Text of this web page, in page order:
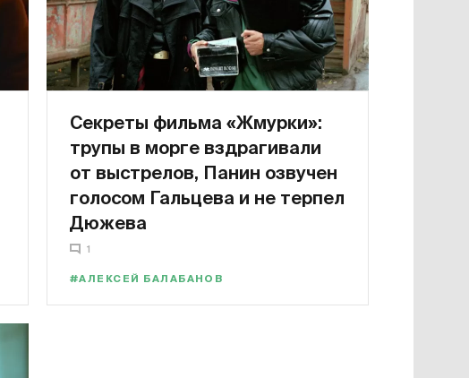
Секреты фильма «Жмурки»:
трупы в морге вздрагивали
от выстрелов, Панин озвучен
голосом Гальцева и не терпел
Дюжева
1
#АЛЕКСЕЙ БАЛАБАНОВ